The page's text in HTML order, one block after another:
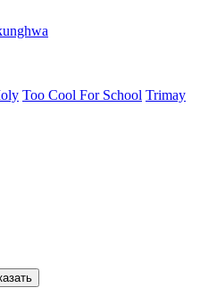
Too Cool For School Trimay